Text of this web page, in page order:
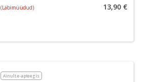
(Läbimüüdud) 13,90 €
Ainult e-apteegis